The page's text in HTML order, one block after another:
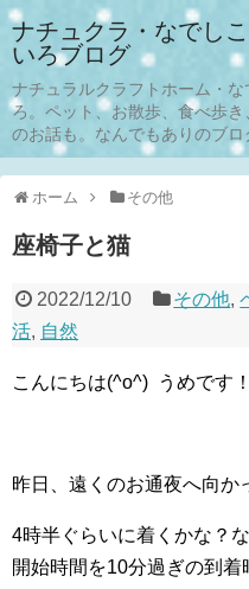
ナチュクラ・なでし
いろブログ
ナチュラルクラフトホーム・
ろ。ペット、お散歩、食べ歩
のお話も。なんでもありのブロ
ホーム その他
座椅子と猫
2022/12/10 その他,
活, 自然
こんにちは(^o^) うめです！
昨日、遠くのお通夜へ向か
4時半ぐらいに着くかな？
開始時間を10分過ぎの到着